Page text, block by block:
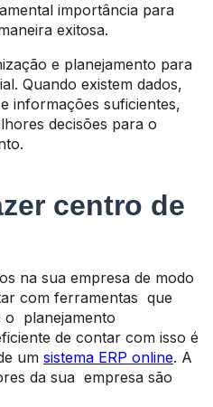
importância para
exitosa.
e planejamento para
Quando existem dados,
informações suficientes,
decisões para o
centro de
na sua empresa de modo
com ferramentas que
o planejamento
de contar com isso é
um sistema ERP online. A
da sua empresa são